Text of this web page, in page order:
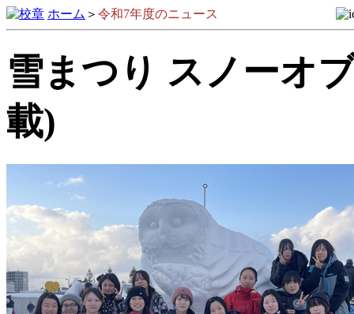
ホーム ＞ 令和7年度のニュース
雪まつり スノーオ
載)